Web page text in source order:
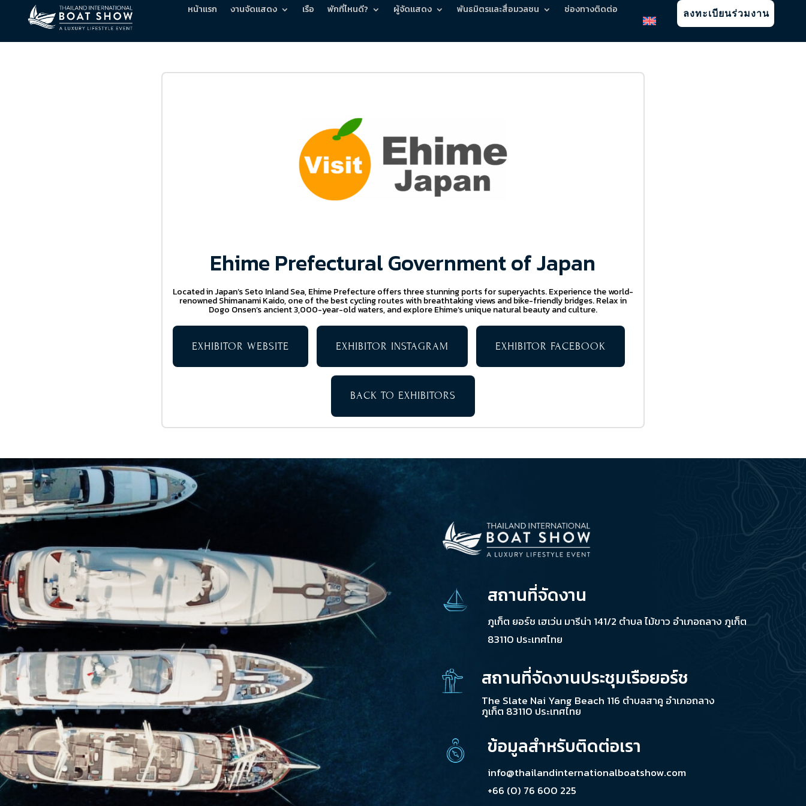
หน้าแรก งานจัดแสดง เรือ พักที่ไหนดี? ผู้จัดแสดง พันธมิตรและสื่อมวลชน ช่องทางติดต่อ ลงทะเบียนร่วมงาน
Ehime Prefectural Government of Japan
Located in Japan’s Seto Inland Sea, Ehime Prefecture offers three stunning ports for superyachts. Experience the world-
renowned Shimanami Kaido, one of the best cycling routes with breathtaking views and bike-friendly bridges. Relax in
Dogo Onsen’s ancient 3,000-year-old waters, and explore Ehime’s unique natural beauty and culture.
EXHIBITOR WEBSITE EXHIBITOR INSTAGRAM EXHIBITOR FACEBOOK
BACK TO EXHIBITORS
สถานที่จัดงาน
ภูเก็ต ยอร์ช เฮเว่น มารีน่า 141/2 ตำบล ไม้ขาว อำเภอถลาง ภูเก็ต
83110 ประเทศไทย
สถานที่จัดงานประชุมเรือยอร์ช
The Slate Nai Yang Beach 116 ตำบลสาคู อำเภอถลาง
ภูเก็ต 83110 ประเทศไทย
ข้อมูลสำหรับติดต่อเรา
info@thailandinternationalboatshow.com
+66 (0) 76 600 225